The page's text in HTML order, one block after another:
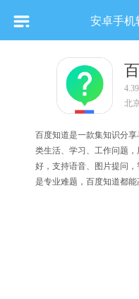
安卓手机
北
百度知道是一款集知识分
类生活、学习、工作问题
好，支持语音、图片提问
是专业难题，百度知道都能